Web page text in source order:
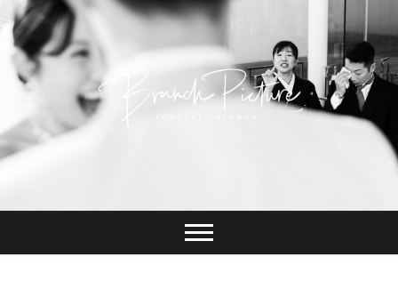
Skip
to
content
ブランチピクチャ
ー 嶋田陽介